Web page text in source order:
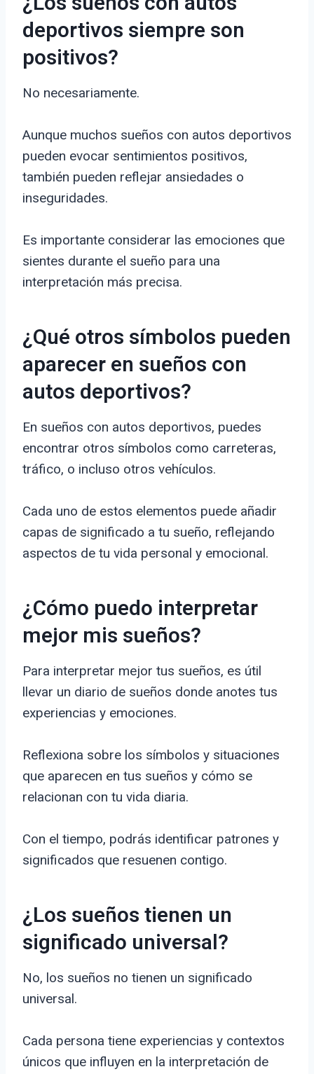
deportivos siempre son
positivos?
No necesariamente.
Aunque muchos sueños con autos deportivos
pueden evocar sentimientos positivos,
también pueden reflejar ansiedades o
inseguridades.
Es importante considerar las emociones que
sientes durante el sueño para una
interpretación más precisa.
¿Qué otros símbolos pueden
aparecer en sueños con
autos deportivos?
En sueños con autos deportivos, puedes
encontrar otros símbolos como carreteras,
tráfico, o incluso otros vehículos.
Cada uno de estos elementos puede añadir
capas de significado a tu sueño, reflejando
aspectos de tu vida personal y emocional.
¿Cómo puedo interpretar
mejor mis sueños?
Para interpretar mejor tus sueños, es útil
llevar un diario de sueños donde anotes tus
experiencias y emociones.
Reflexiona sobre los símbolos y situaciones
que aparecen en tus sueños y cómo se
relacionan con tu vida diaria.
Con el tiempo, podrás identificar patrones y
significados que resuenen contigo.
¿Los sueños tienen un
significado universal?
No, los sueños no tienen un significado
universal.
Cada persona tiene experiencias y contextos
únicos que influyen en la interpretación de